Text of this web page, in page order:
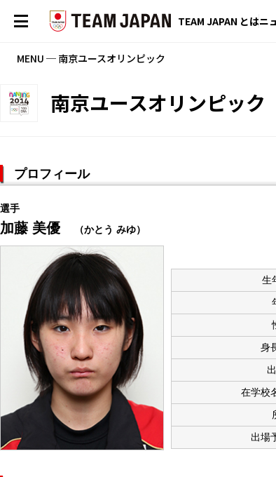
TEAM JAPAN とはニ
MENU ─ 南京ユースオリンピック
南京ユースオリンピック
プロフィール
選手
加藤 美優 （かとう みゆ）
生
身
在学校
出場